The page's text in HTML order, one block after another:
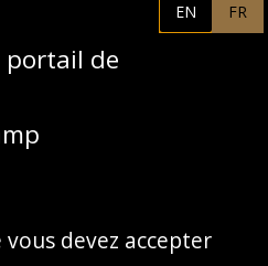
à
"Art et
(s.d).
EN FR
portail de
devez accepter